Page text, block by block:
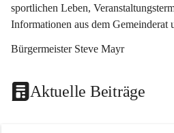
sportlichen Leben,
Informationen aus dem Gemeinderat
Bürgermeister Steve Mayr
Aktuelle Beiträge